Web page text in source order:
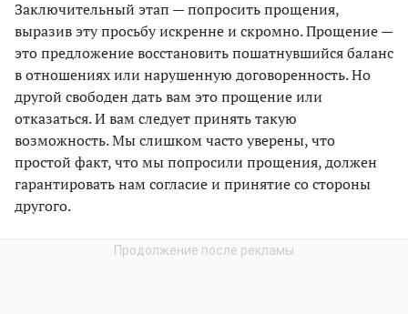
Заключительный этап — попросить прощения,
выразив эту просьбу искренне и скромно. Прощение —
это предложение восстановить пошатнувшийся баланс
в отношениях или нарушенную договоренность. Но
другой свободен дать вам это прощение или
отказаться. И вам следует принять такую
возможность. Мы слишком часто уверены, что
простой факт, что мы попросили прощения, должен
гарантировать нам согласие и принятие со стороны
другого.